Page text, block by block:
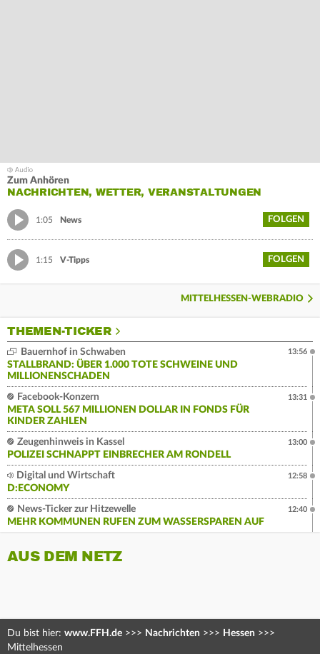
Zum Anhören
NACHRICHTEN, WETTER, VERANSTALTUNGEN
1:05 News FOLGEN
1:15 V-Tipps FOLGEN
MITTELHESSEN-WEBRADIO
THEMEN-TICKER
Bauernhof in Schwaben
STALLBRAND: ÜBER 1.000 TOTE SCHWEINE UND
MILLIONENSCHADEN
13:56
Facebook-Konzern
META SOLL 567 MILLIONEN DOLLAR IN FONDS FÜR
KINDER ZAHLEN
13:31
Zeugenhinweis in Kassel
POLIZEI SCHNAPPT EINBRECHER AM RONDELL
13:00
Digital und Wirtschaft
D:ECONOMY
12:58
News-Ticker zur Hitzewelle
MEHR KOMMUNEN RUFEN ZUM WASSERSPAREN AUF
12:40
AUS DEM NETZ
Du bist hier: www.FFH.de >>> Nachrichten >>> Hessen >>>
Mittelhessen